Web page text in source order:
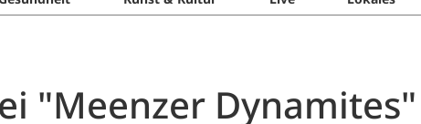
"Meenzer Dynamites"